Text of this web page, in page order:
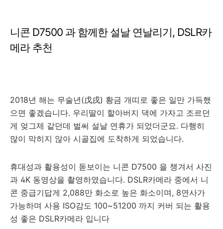
니콘 D7500 과 함께한 설날 연날리기, DSLR카
메라 추천
2018년 해는 무술년(戊戌) 황금 개띠로 좋은 일만 가득했
으면 좋겠습니다. 우리딸이 할아버지 댁에 가자고 조르던
게 엊그제 같던데 벌써 설날 연휴가 되었더군요. 다행히
많이 막히지 않아 시골집에 도착하게 되었습니다.
휴대성과 활용성이 돋보이는 니콘 D7500 을 챙겨서 사진
과 4K 동영상을 촬영하였습니다. DSLR카메라 중에서 니
콘 중급기답게 2,088만 화소로 높은 화소이며, 8연사가
가능하며 사용 ISO감도 100~51200 까지 커버 되는 활용
성 좋은 DSLR카메라 입니다